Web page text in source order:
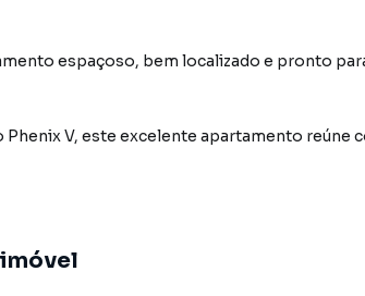
espaçoso, bem localizado e pronto
V, este excelente apartamento reúne
de vida à sua família.
estado de conservação.